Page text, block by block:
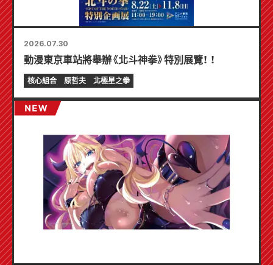
2026.07.30
動漫東京車站將舉辦《北斗神拳》特別展覽！ ！
核心組合 原哲夫 北極星之拳